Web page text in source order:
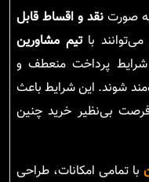
صورتنقد و اقساط قابل
باتیم مشاورین
شرایط پرداخت منعطف و
شوند. این شرایط باعث
فرصت بی‌نظیر خرید چنین
با تمامی امکانات، طراحی